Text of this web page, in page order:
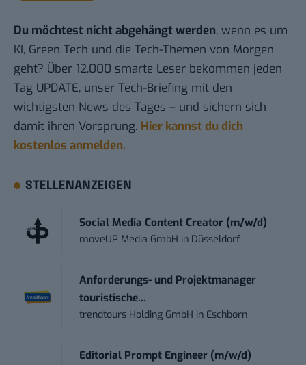
Du möchtest nicht abgehängt werden, wenn es um
KI, Green Tech und die Tech-Themen von Morgen
geht? Über 12.000 smarte Leser bekommen jeden
Tag UPDATE, unser Tech-Briefing mit den
wichtigsten News des Tages – und sichern sich
damit ihren Vorsprung. Hier kannst du dich
kostenlos anmelden.
STELLENANZEIGEN
Social Media Content Creator (m/w/d)
moveUP Media GmbH in Düsseldorf
Anforderungs- und Projektmanager
touristische...
trendtours Holding GmbH in Eschborn
Editorial Prompt Engineer (m/w/d)